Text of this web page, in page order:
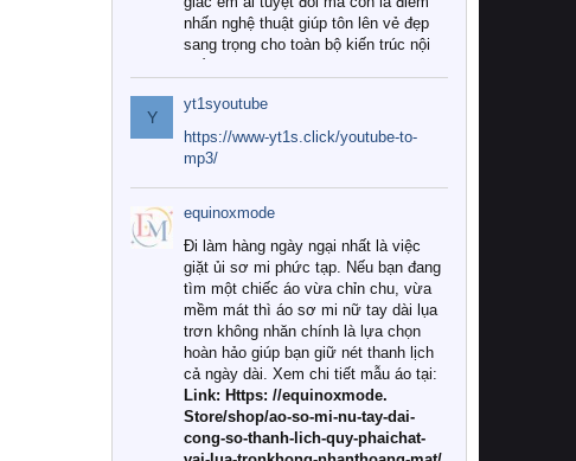
nhấn nghệ thuật giúp tôn lên vẻ đẹp
sang trọng cho toàn bộ kiến trúc nội
Tuy nhiên, giữa thị trường đa dạng
với vô vàn thương hiệu và mẫu mã
như hiện nay, làm thế nào để chọn
được những bộ chăn ga gối đệm cao
cấp thực sự chất lượng, phù hợp với
khí hậu và nhu cầu sử dụng của gia
đình? Hãy cùng chúng tôi đi tìm lời
giải đáp chi tiết qua bài viết dưới đây.
1. Tại sao các gia đình hiện đại lại ưa
chuộng chăn ga gối đệm cao cấp?
Khác với các dòng sản phẩm thông
thường, những bộ chăn ga gối đệm
cao cấp trải qua quy trình sản xuất
nghiêm ngặt từ khâu chọn lọc nguyên
liệu tự nhiên đến công nghệ dệt
Y
yt1syoutube
https://www-yt1s.click/youtube-to-
mp3/
equinoxmode
Đi làm hàng ngày ngại nhất là việc
giặt ủi sơ mi phức tạp. Nếu bạn đang
tìm một chiếc áo vừa chỉn chu, vừa
mềm mát thì áo sơ mi nữ tay dài lụa
trơn không nhăn chính là lựa chọn
hoàn hảo giúp bạn giữ nét thanh lịch
cả ngày dài. Xem chi tiết mẫu áo tại:
Link: Https: //equinoxmode.
Store/shop/ao-so-mi-nu-tay-dai-
cong-so-thanh-lich-quy-phaichat-